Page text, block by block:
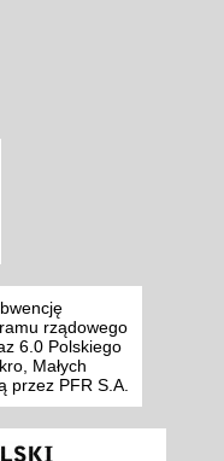
rządowego
6.0 Polskiego
Małych
przez PFR S.A.